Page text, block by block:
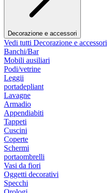
Decorazione e accessori
Vedi tutti Decorazione e accessori
Banchi/Bar
Mobili ausiliari
Podi/vetrine
Leggii
portadepliant
Lavagne
Armadio
Appendiabiti
Tappeti
Cuscini
Coperte
Schermi
portaombrelli
Vasi da fiori
Oggetti decorativi
Specchi